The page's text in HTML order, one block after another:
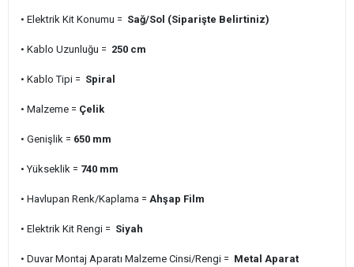
• Elektrik Kit Konumu = Sağ/Sol (Siparişte Belirtiniz)
• Kablo Uzunluğu = 250 cm
• Kablo Tipi = Spiral
• Malzeme = Çelik
• Genişlik = 650 mm
• Yükseklik = 740 mm
• Havlupan Renk/Kaplama = Ahşap Film
• Elektrik Kit Rengi = Siyah
• Duvar Montaj Aparatı Malzeme Cinsi/Rengi = Metal Aparat